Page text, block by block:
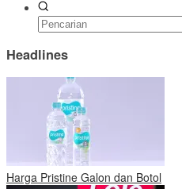
Headlines
Harga Pristine Galon dan Botol